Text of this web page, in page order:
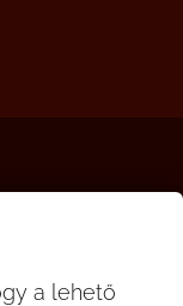
a lehető